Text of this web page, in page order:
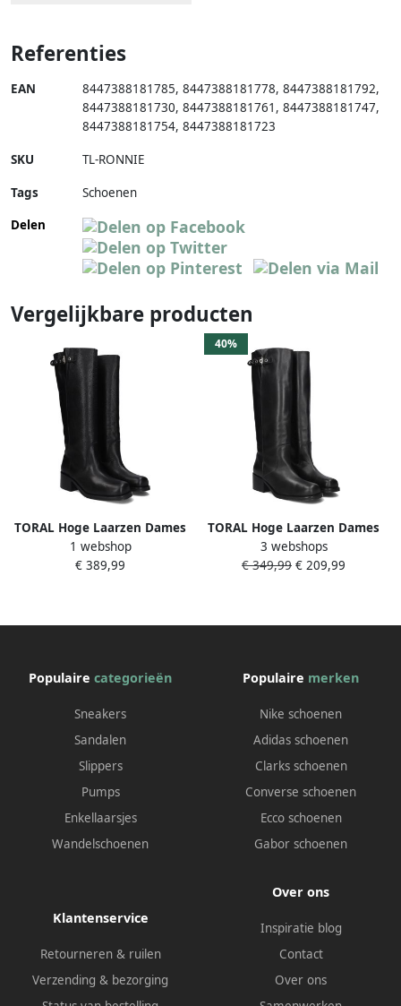
Referenties
EAN 8447388181785, 8447388181778, 8447388181792,
8447388181730, 8447388181761 , 8447388181747,
8447388181754, 8447388181723
SKU TL-RONNIE
Tags
Schoenen
Delen
Vergelijkbare producten
TORAL Hoge Laarzen Dames
Ronnie Maat: 37 Materiaal:
Leer Kleur: Zwart
1 webshop
€ 389,99
40%
TORAL Hoge Laarzen Dames
Ronnie Maat: 42 Materiaal:
Leer Kleur: Zwart
3 webshops
€ 349,99 € 209,99
Populaire categorieën
Sneakers
Sandalen
Slippers
Pumps
Enkellaarsjes
Wandelschoenen
Populaire merken
Nike schoenen
Adidas schoenen
Clarks schoenen
Converse schoenen
Ecco schoenen
Gabor schoenen
Klantenservice
Retourneren & ruilen
Verzending & bezorging
Over ons
Inspiratie blog
Contact
Over ons